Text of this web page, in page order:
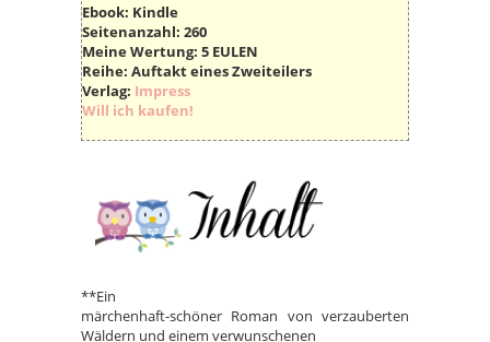
Ebook: Kindle
Seitenanzahl: 260
Meine Wertung: 5 EULEN
Reihe: Auftakt eines Zweiteilers
Verlag: Impress
Will ich kaufen!
**Ein
märchenhaft-schöner Roman von verzauberten
Wäldern und einem verwunschenen